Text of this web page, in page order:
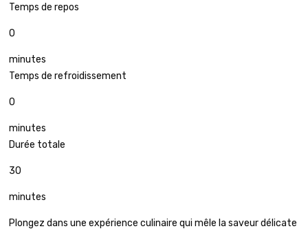
Temps de repos
0
minutes
Temps de refroidissement
0
minutes
Durée totale
30
minutes
Plongez dans une expérience culinaire qui mêle la saveur délicate